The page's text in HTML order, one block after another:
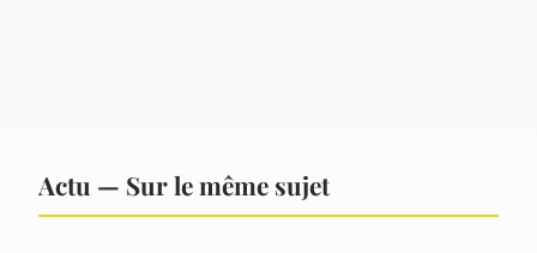
Actu — Sur le même sujet